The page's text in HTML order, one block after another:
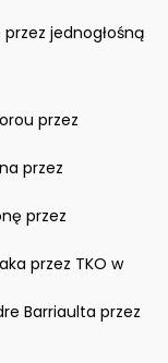
jednogłośną
przez
przez
przez
przez TKO w
Barriaulta przez